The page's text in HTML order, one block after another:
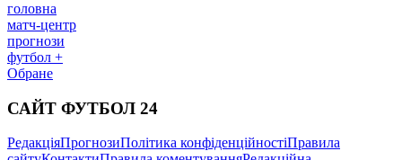
головна
матч-центр
прогнози
футбол +
Обране
САЙТ ФУТБОЛ 24
РедакціяПрогнозиПолітика конфіденційностіПравила